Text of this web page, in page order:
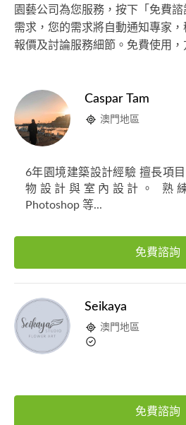
園藝公司為您服務，按下「免費
需求，您的需求將自動通知專家
報價及討論服務細節。免費使用，
Caspar Tam
澳門地區
6年園境建築設計經驗 擅長項目
物設計與室內設計。 熟
Photoshop 等...
免費諮詢
Seikaya
澳門地區
免費諮詢